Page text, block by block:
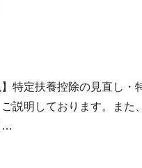
特定扶養控除の見直し・
説明しております。また
…